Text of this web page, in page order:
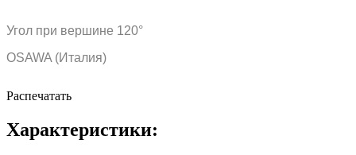
Угол при вершине 120°
OSAWA (Италия)
Распечатать
Характеристики: